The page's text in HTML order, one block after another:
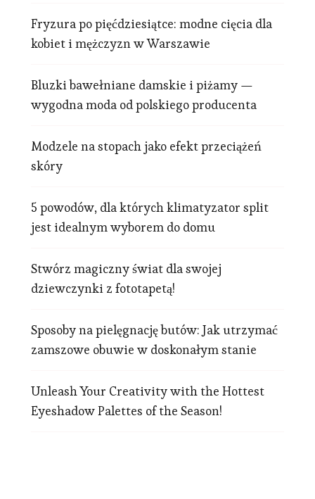
Fryzura po pięćdziesiątce: modne cięcia dla
kobiet i mężczyzn w Warszawie
Bluzki bawełniane damskie i piżamy —
wygodna moda od polskiego producenta
Modzele na stopach jako efekt przeciążeń
skóry
5 powodów, dla których klimatyzator split
jest idealnym wyborem do domu
Stwórz magiczny świat dla swojej
dziewczynki z fototapetą!
Sposoby na pielęgnację butów: Jak utrzymać
zamszowe obuwie w doskonałym stanie
Unleash Your Creativity with the Hottest
Eyeshadow Palettes of the Season!